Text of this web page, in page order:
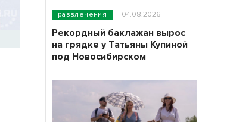
развлечения 04.08.2026
Рекордный баклажан вырос
на грядке у Татьяны Купиной
под Новосибирском